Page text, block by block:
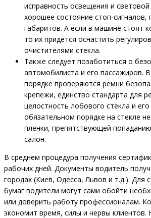
исправность освещения и световой
хорошее состояние стоп-сигналов,
габаритов. А если в машине стоят
то их придется оснастить
очистителями стекла.
Также следует позаботиться о
автомобилиста и его пассажиров.
порядке проверяются ремни
крепежи, единство стандарта для
целостность лобового стекла и
обязательном порядке на стекле
пленки, препятствующей
салон.
В среднем процедура получения
рабочих дней. Документы водитель
городах (Киев, Одесса, Львов и т.д.). Для
бумаг водители могут сами обойти
или доверить работу профессионалам.
экономит время, силы и нервы клиентов.